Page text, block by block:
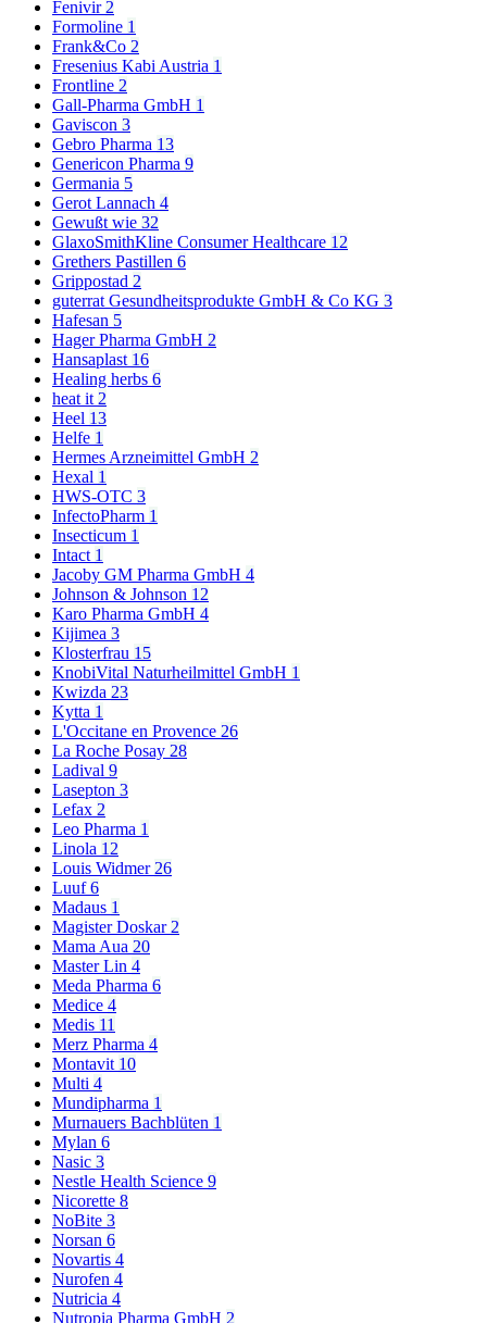
Fenivir 2
Formoline 1
Frank&Co 2
Fresenius Kabi Austria 1
Frontline 2
Gall-Pharma GmbH 1
Gaviscon 3
Gebro Pharma 13
Genericon Pharma 9
Germania 5
Gerot Lannach 4
Gewußt wie 32
GlaxoSmithKline Consumer Healthcare 12
Grethers Pastillen 6
Grippostad 2
guterrat Gesundheitsprodukte GmbH & Co KG 3
Hafesan 5
Hager Pharma GmbH 2
Hansaplast 16
Healing herbs 6
heat it 2
Heel 13
Helfe 1
Hermes Arzneimittel GmbH 2
Hexal 1
HWS-OTC 3
InfectoPharm 1
Insecticum 1
Intact 1
Jacoby GM Pharma GmbH 4
Johnson & Johnson 12
Karo Pharma GmbH 4
Kijimea 3
Klosterfrau 15
KnobiVital Naturheilmittel GmbH 1
Kwizda 23
Kytta 1
L'Occitane en Provence 26
La Roche Posay 28
Ladival 9
Lasepton 3
Lefax 2
Leo Pharma 1
Linola 12
Louis Widmer 26
Luuf6
Madaus 1
Magister Doskar 2
Mama Aua 20
Master Lin 4
Meda Pharma 6
Medice 4
Medis 11
Merz Pharma 4
Montavit 10
Multi 4
Mundipharma 1
Murnauers Bachblüten 1
Mylan 6
Nasic 3
Nestle Health Science 9
Nicorette 8
NoBite 3
Norsan 6
Novartis 4
Nurofen 4
Nutricia 4
Nutropia Pharma GmbH 2